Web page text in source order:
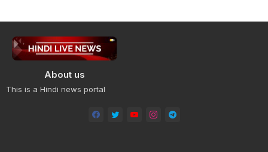
About us
This is a Hindi news portal